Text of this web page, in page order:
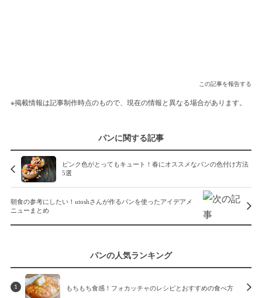
この記事を報告する
※掲載情報は記事制作時点のもので、現在の情報と異なる場合があります。
パンに関する記事
ピンク色がとってもキュート！春にオススメなパンの色付け方法
5選
朝食の参考にしたい！utoshさんが作るパンを使ったアイデアメ
ニューまとめ
パンの人気ランキング
1 もちもち食感！フォカッチャのレシピとおすすめの食べ方